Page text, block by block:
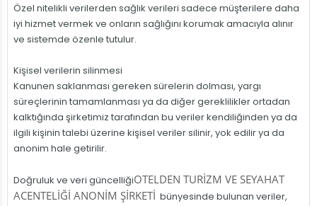
Özel nitelikli verilerden sağlık verileri sadece müşterilere daha
iyi hizmet vermek ve onların sağlığını korumak amacıyla alınır
ve sistemde özenle tutulur.
Kişisel verilerin silinmesi
Kanunen saklanması gereken sürelerin dolması, yargı
süreçlerinin tamamlanması ya da diğer gereklilikler ortadan
kalktığında şirketimiz tarafından bu veriler kendiliğinden ya da
ilgili kişinin talebi üzerine kişisel veriler silinir, yok edilir ya da
anonim hale getirilir.
Doğruluk ve veri güncelliğiOTELDEN TURİZM VE SEYAHAT
ACENTELİĞİ ANONİM ŞİRKETİ bünyesinde bulunan veriler,